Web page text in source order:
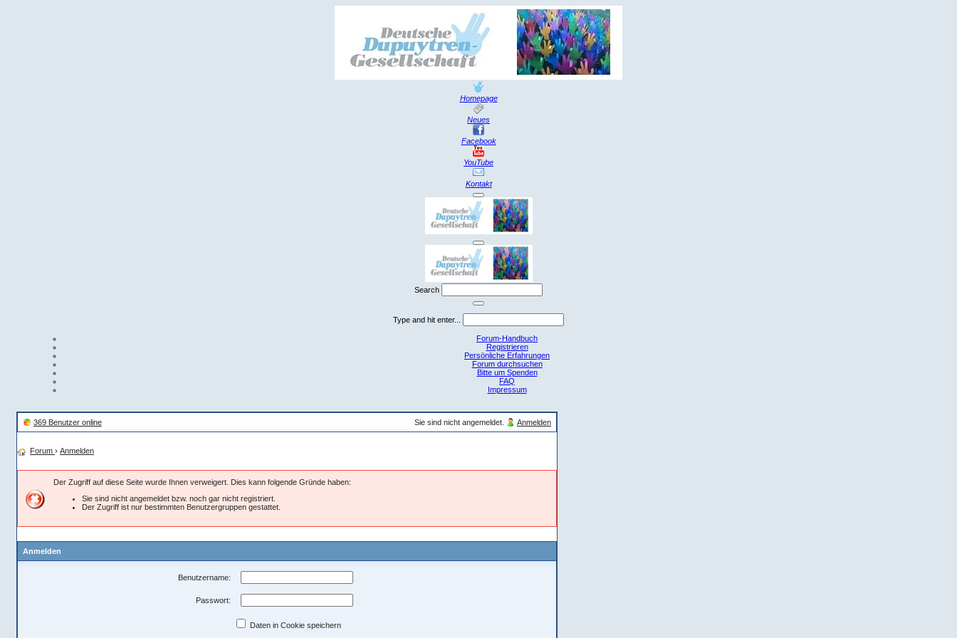
Homepage
Neues
Facebook
YouTube
Kontakt
Search
Type and hit enter...
Forum-Handbuch
Registrieren
Persönliche Erfahrungen
Forum durchsuchen
Bitte um Spenden
FAQ
Impressum
369 Benutzer online Sie sind nicht angemeldet. Anmelden
Forum › Anmelden
Der Zugriff auf diese Seite wurde Ihnen verweigert. Dies kann folgende Gründe haben:
Sie sind nicht angemeldet bzw. noch gar nicht registriert.
Der Zugriff ist nur bestimmten Benutzergruppen gestattet.
Anmelden
Benutzername:
Passwort:
Daten in Cookie speichern